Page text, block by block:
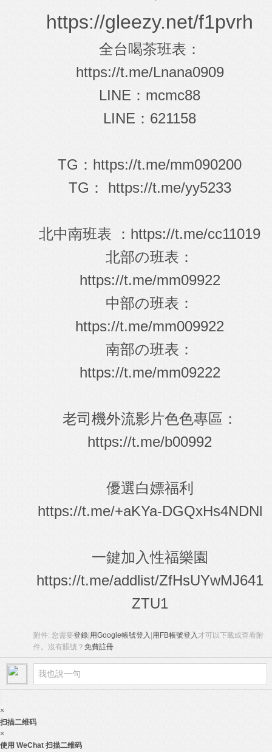
https://gleezy.net/f1pvrh
全台喝茶班表：
https://t.me/Lnana0909
LINE：mcmc88
LINE：621158
TG： https://t.me/mm090200
TG： https://t.me/yy5233
北中南班表 ： https://t.me/cc11019
北部の班表：
https://t.me/mm09922
中部の班表：
https://t.me/mm009922
南部の班表：
https://t.me/mm09222
老司機外流影片色色專區：
https://t.me/b00992
優選白嫖福利
https://t.me/+aKYa-DGQxHs4NDNl
一鍵加入性福樂園
https://t.me/addlist/ZfHsUYwMJ641
ZTU1
附件: 您需要登錄 用Google帳號登入 用FB帳號登入才可以下載或查看附
件。沒有賬號？ 免費註冊
×
扫描二维码
×
使用 WeChat 扫描二维码